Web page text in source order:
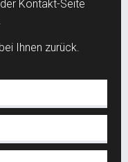
Kontakt-Seite
Ihnen zurück.